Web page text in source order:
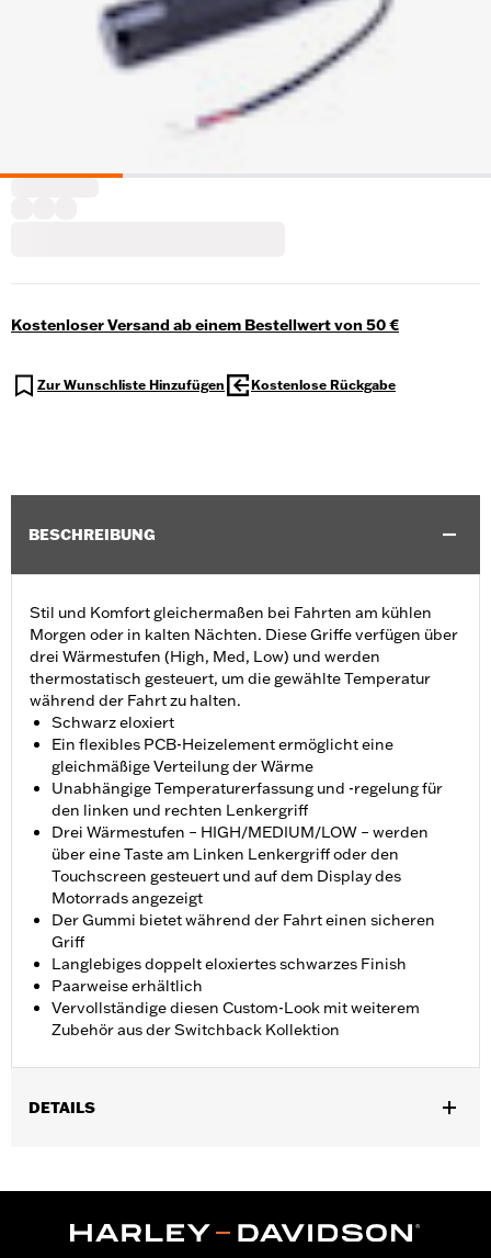
Kostenloser Versand ab einem Bestellwert von 50 €
Zur Wunschliste Hinzufügen Kostenlose Rückgabe
BESCHREIBUNG
Stil und Komfort gleichermaßen bei Fahrten am kühlen
Morgen oder in kalten Nächten. Diese Griffe verfügen über
drei Wärmestufen (High, Med, Low) und werden
thermostatisch gesteuert, um die gewählte Temperatur
während der Fahrt zu halten.
Schwarz eloxiert
Ein flexibles PCB-Heizelement ermöglicht eine
gleichmäßige Verteilung der Wärme
Unabhängige Temperaturerfassung und -regelung für
den linken und rechten Lenkergriff
Drei Wärmestufen – HIGH/MEDIUM/LOW – werden
über eine Taste am Linken Lenkergriff oder den
Touchscreen gesteuert und auf dem Display des
Motorrads angezeigt
Der Gummi bietet während der Fahrt einen sicheren
Griff
Langlebiges doppelt eloxiertes schwarzes Finish
Paarweise erhältlich
Vervollständige diesen Custom-Look mit weiterem
Zubehör aus der Switchback Kollektion
DETAILS
Modelle ’26. Für den Anbau an einigen Street Glide und Road
Glide Modellen ’24 ist möglicherweise ein Digital Technician